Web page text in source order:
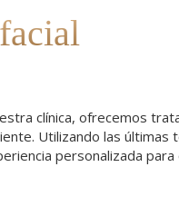
clínica, ofrecemos
Utilizando las últimas
personalizada